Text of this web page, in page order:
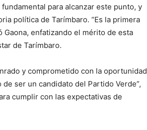
para alcanzar este punto, y
política de Tarímbaro. “Es la primera
Gaona, enfatizando el mérito de esta
de Tarímbaro.
y comprometido con la oportunidad
ser un candidato del Partido Verde”,
cumplir con las expectativas de